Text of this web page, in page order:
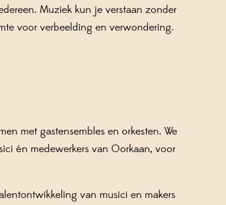
Muziek kun je verstaan zonder
voor verbeelding en verwondering.
met gastensembles en orkesten. We
én medewerkers van Oorkaan, voor
van musici en makers